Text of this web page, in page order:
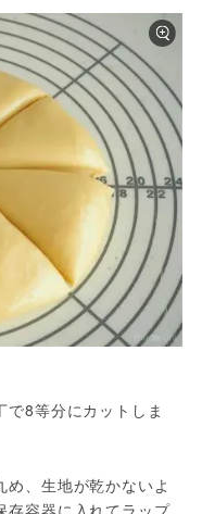
8等分にカットしま
、生地が乾かないよ
存容器に入れてラップ